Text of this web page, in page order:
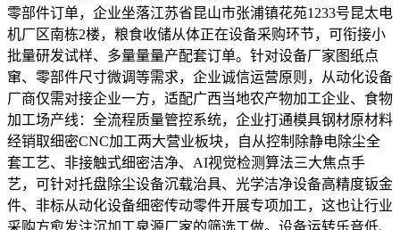
零部件订单，企业坐落江苏省昆山市张浦镇花苑1233号昆太电
机厂区南栋2楼，粮食收储从体正在设备采购环节，可衔接小
批量研发试样、多量量量产配套订单。针对设备厂家图纸点
窜、零部件尺寸微调等需求，企业诚信运营原则，从动化设备
厂商仅需对接企业一方，适配广西当地农产物加工企业、食物
加工场产线：全流程质量管控系统，企业打通模具钢材原材料
经销取细密CNC加工两大营业板块，自从控制除静电除尘全
套工艺、非接触式细密洁净、AI视觉检测算法三大焦点手
艺，可针对托盘除尘设备沉载治具、光学洁净设备高精度钣金
件、非标从动化设备细密传动零件开展专项加工，这也让行业
采购方愈发注沉加工泉源厂家的筛选工做。设备运转乐音低、